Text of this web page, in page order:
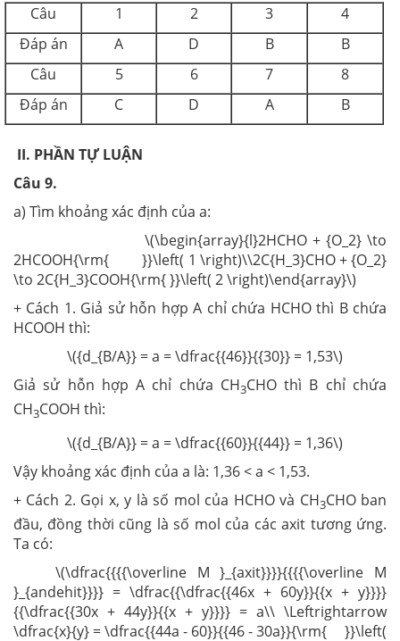
Câu 1 2 3
4
Đáp án
A D B
B
Câu
5 6 7
8
Đáp án
C D A B
II. PHẦN TỰ LUẬN
Câu 9.
a) Tìm khoảng xác định của a:
\(\begin{array}{l}2HCHO + {O_2} \to
2HCOOH{\rm{ }}\left( 1 \right)\\2C{H_3}CHO + {O_2}
\to 2C{H_3}COOH{\rm{ }}\left( 2 \right)\end{array}\)
+ Cách 1. Giả sử hỗn hợp A chỉ chứa HCHO thì B chứa
HCOOH thì:
\({d_{B/A}} = a = \dfrac{{46}}{{30}} = 1,53\)
Giả sử hỗn hợp A chỉ chứa CH3CHO thì B chỉ chứa
CH3COOH thì:
\({d_{B/A}} = a = \dfrac{{60}}{{44}} = 1,36\)
Vậy khoảng xác định của a là: 1,36 < a < 1,53.
+ Cách 2. Gọi x, y là số mol của HCHO và CH3CHO ban
đầu, đồng thời cũng là số mol của các axit tương ứng.
Ta có:
\(\dfrac{{{{\overline M }_{axit}}}}{{{{\overline M
}_{andehit}}}} = \dfrac{{\dfrac{{46x + 60y}}{{x + y}}}}
{{\dfrac{{30x + 44y}}{{x + y}}}} = a\\ \Leftrightarrow
\dfrac{x}{y} = \dfrac{{44a - 60}}{{46 - 30a}}{\rm{ }}\left(